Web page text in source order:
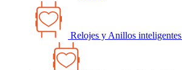
Relojes y Anillos inteligentes